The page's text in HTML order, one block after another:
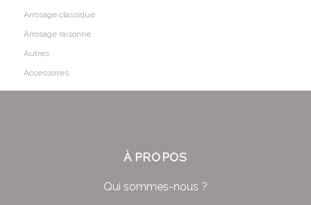
Arrosage classique
Arrosage raisonne
Autres
Accessoires
À PROPOS
Qui sommes-nous ?